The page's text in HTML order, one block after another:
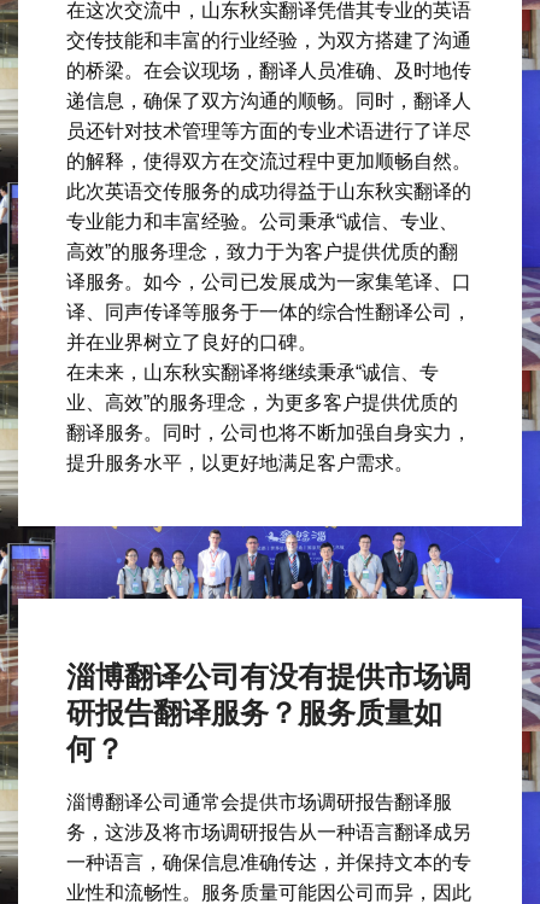
在这次交流中，山东秋实翻译凭借其专业的英语
交传技能和丰富的行业经验，为双方搭建了沟通
的桥梁。在会议现场，翻译人员准确、及时地传
递信息，确保了双方沟通的顺畅。同时，翻译人
员还针对技术管理等方面的专业术语进行了详尽
的解释，使得双方在交流过程中更加顺畅自然。
此次英语交传服务的成功得益于山东秋实翻译的
专业能力和丰富经验。公司秉承“诚信、专业、
高效”的服务理念，致力于为客户提供优质的翻
译服务。如今，公司已发展成为一家集笔译、口
译、同声传译等服务于一体的综合性翻译公司，
并在业界树立了良好的口碑。
在未来，山东秋实翻译将继续秉承“诚信、专
业、高效”的服务理念，为更多客户提供优质的
翻译服务。同时，公司也将不断加强自身实力，
提升服务水平，以更好地满足客户需求。
淄博翻译公司有没有提供市场调
研报告翻译服务？服务质量如
何？
淄博翻译公司通常会提供市场调研报告翻译服
务，这涉及将市场调研报告从一种语言翻译成另
一种语言，确保信息准确传达，并保持文本的专
业性和流畅性。服务质量可能因公司而异，因此